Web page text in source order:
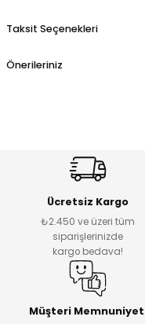
Taksit Seçenekleri
Önerileriniz
Ücretsiz Kargo
₺2.450 ve üzeri tüm
siparişlerinizde
kargo bedava!
Müşteri